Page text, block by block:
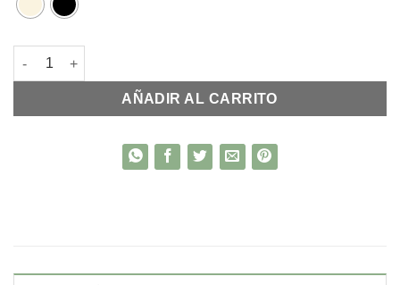
Mochila Angie en croco cantidad
AÑADIR AL CARRITO